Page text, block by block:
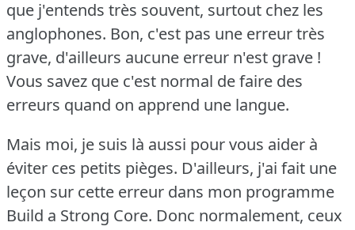
que j'entends très souvent, surtout chez les
anglophones. Bon, c'est pas une erreur très
grave, d'ailleurs aucune erreur n'est grave !
Vous savez que c'est normal de faire des
erreurs quand on apprend une langue.
Mais moi, je suis là aussi pour vous aider à
éviter ces petits pièges. D'ailleurs, j'ai fait une
leçon sur cette erreur dans mon programme
Build a Strong Core. Donc normalement, ceux